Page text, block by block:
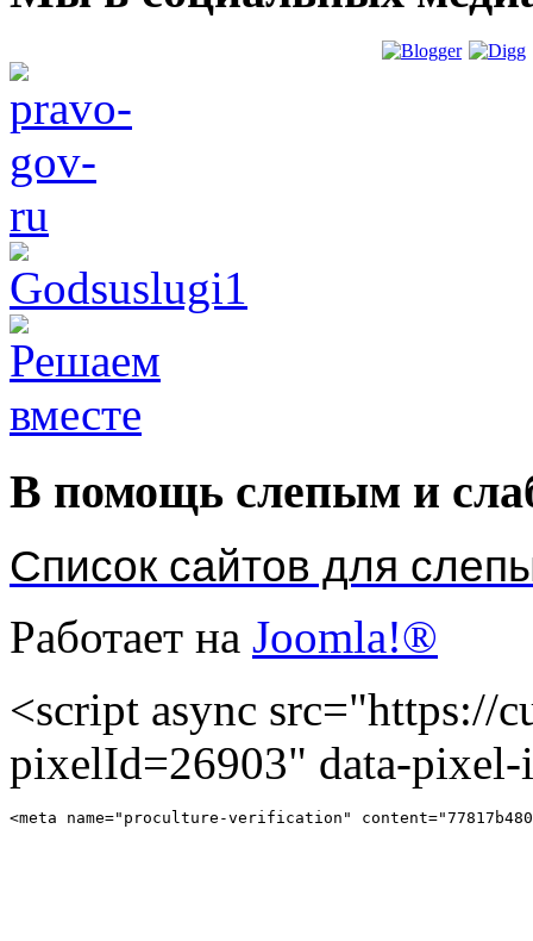
В помощь слепым и
Список сайтов для
Работает на Joomla!®
<script async src="https://
pixelId=26903" data-
<meta name="proculture-verification"